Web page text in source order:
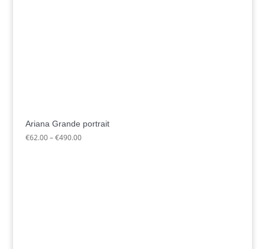
Ariana Grande portrait
€62.00 –€490.00Preisspanne: